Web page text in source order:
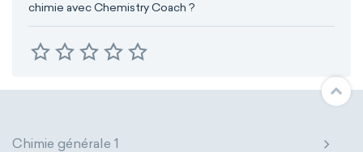
chimie avec Chemistry Coach ?
Chimie générale 1